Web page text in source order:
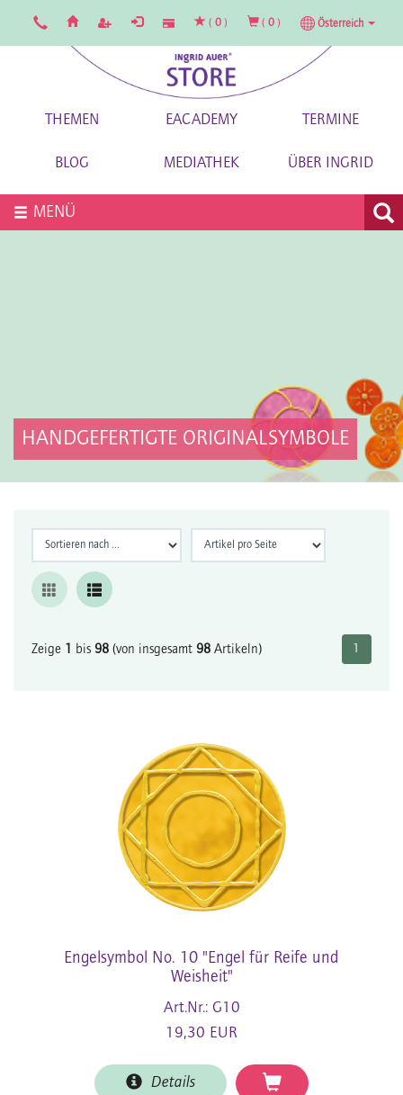
( 0 ) ( 0 ) Österreich
THEMEN EACADEMY TERMINE
BLOG MEDIATHEK ÜBER INGRID
MENÜ
HANDGEFERTIGTE ORIGINALSYMBOLE
Zeige 1 bis 98 (von insgesamt 98 Artikeln) 1
Engelsymbol No. 10 "Engel für Reife und
Weisheit"
Art.Nr.: G10
19,30 EUR
Details